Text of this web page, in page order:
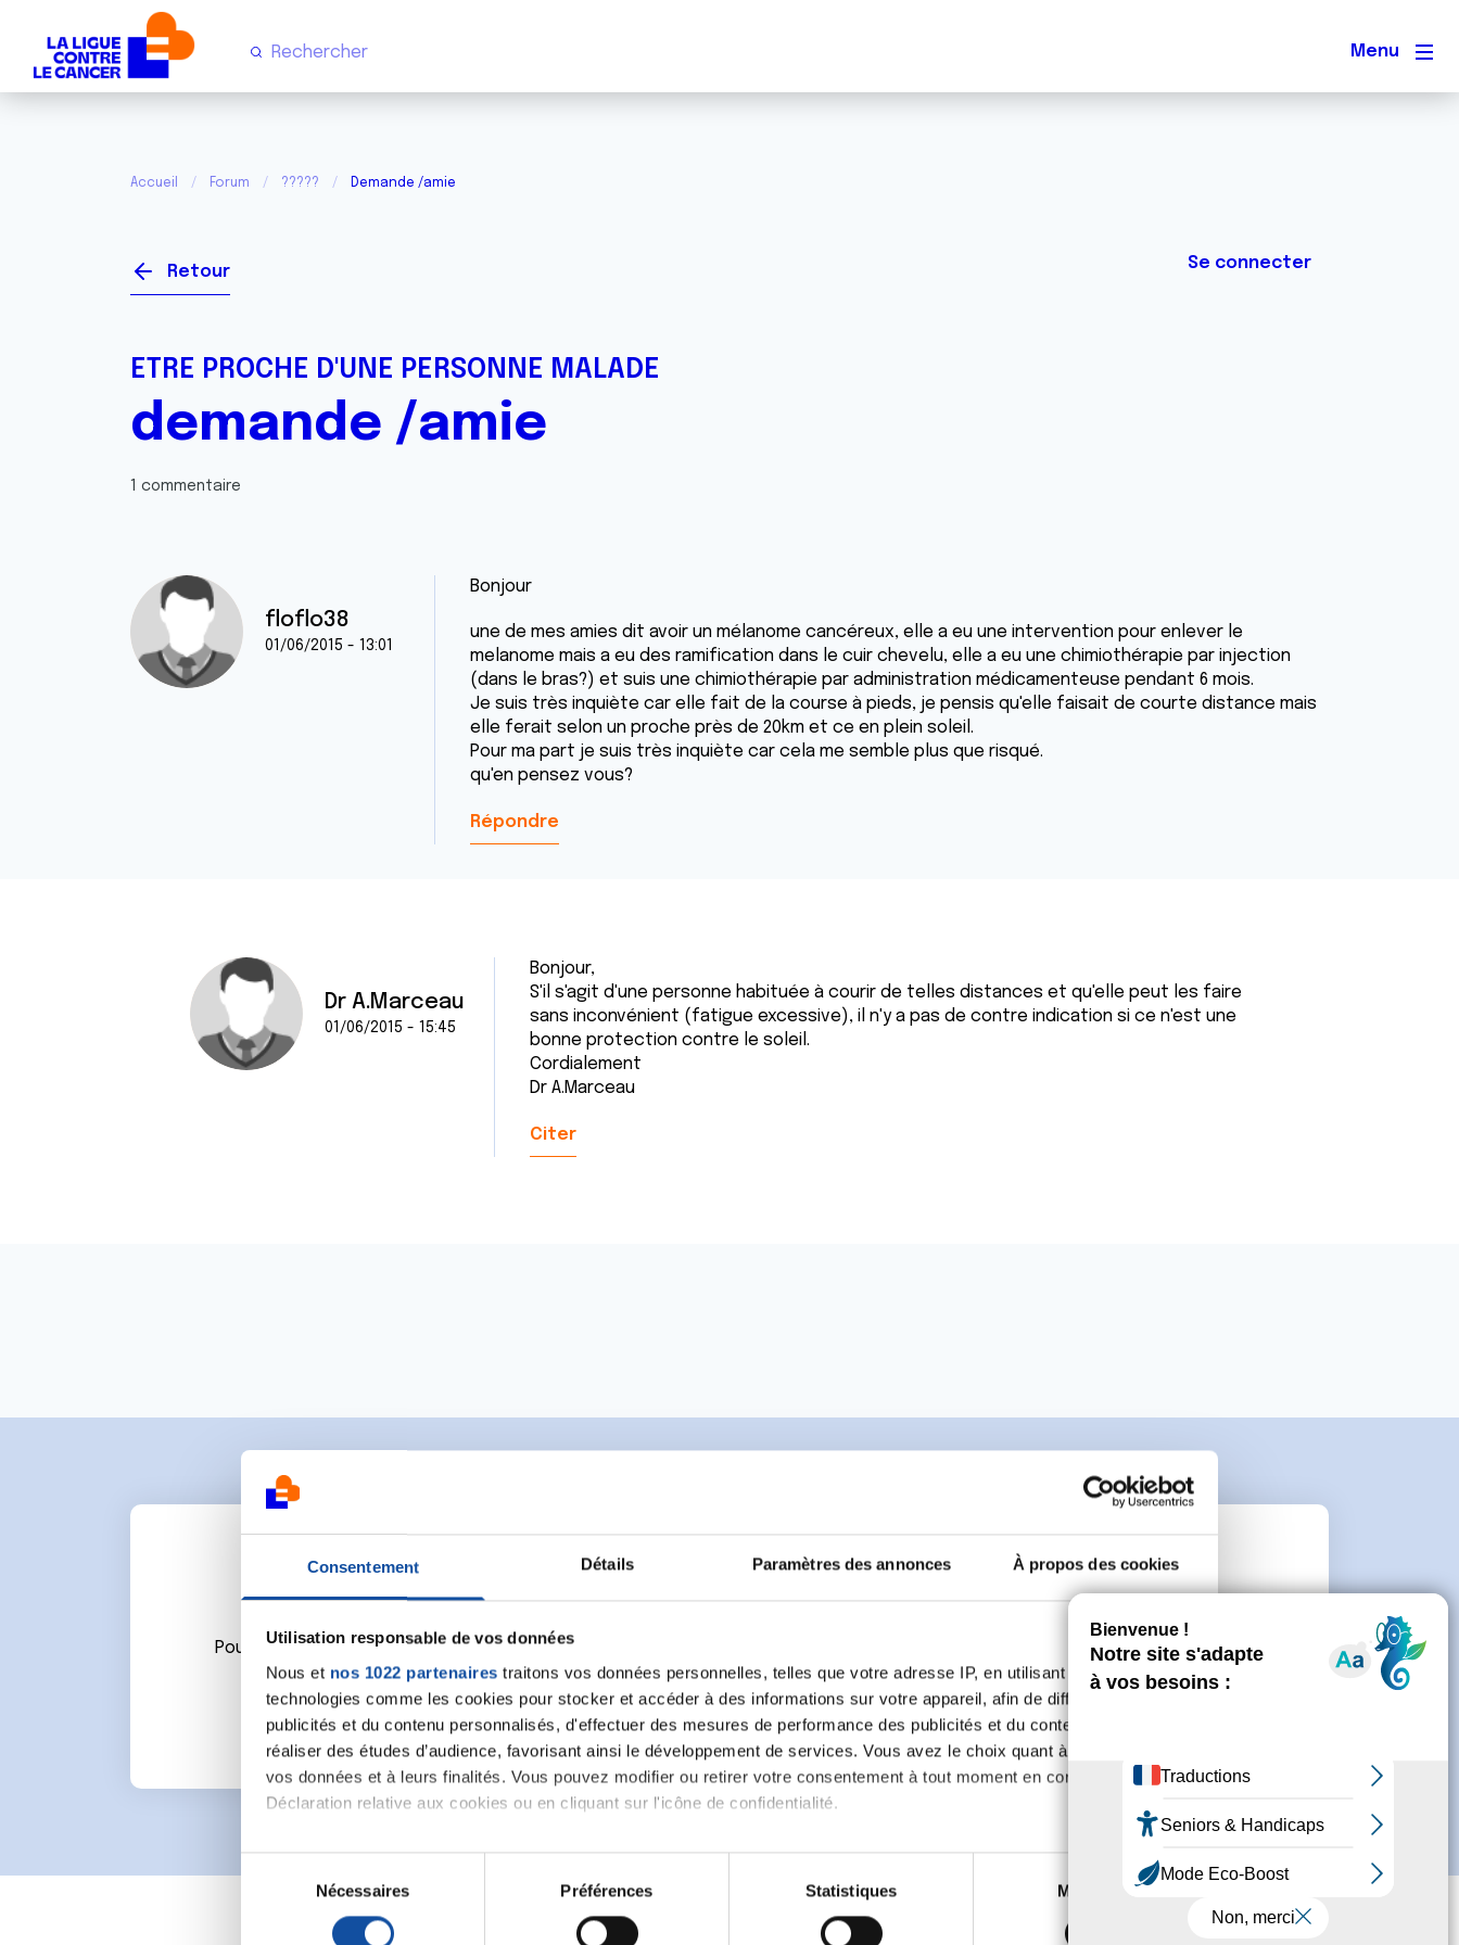
Consentement Détails Paramètres des annonces À propos des cookies
Utilisation responsable de vos données
Nous et nos 1022 partenaires traitons vos données personnelles, telles que votre adresse IP, en utilisant des
technologies comme les cookies pour stocker et accéder à des informations sur votre appareil, afin de diffuser des
publicités et du contenu personnalisés, d'effectuer des mesures de performance des publicités et du contenu, ainsi que de
réaliser des études d’audience, favorisant ainsi le développement de services. Vous avez le choix quant à l'utilisation de
vos données et à leurs finalités. Vous pouvez modifier ou retirer votre consentement à tout moment en consultant la
Déclaration relative aux cookies ou en cliquant sur l'icône de confidentialité.
Si vous le permettez, nous aimerions également :
Collecter des informations sur votre localisation géographique qui peuvent être précises à plusieurs mètres près
digitales).
Nécessaires Préférences Statistiques Marketing
Menu
Accueil Forum ????? Demande /amie
Retour Se connecter
ETRE PROCHE D'UNE PERSONNE MALADE
demande /amie
1 commentaire
floflo38
01/06/2015 - 13:01
Bonjour
une de mes amies dit avoir un mélanome cancéreux, elle a eu une intervention pour enlever le
melanome mais a eu des ramification dans le cuir chevelu, elle a eu une chimiothérapie par injection
(dans le bras?) et suis une chimiothérapie par administration médicamenteuse pendant 6 mois.
Je suis très inquiète car elle fait de la course à pieds, je pensis qu'elle faisait de courte distance mais
elle ferait selon un proche près de 20km et ce en plein soleil.
Pour ma part je suis très inquiète car cela me semble plus que risqué.
qu'en pensez vous?
Répondre
Dr A.Marceau
01/06/2015 - 15:45
Bonjour,
S'il s'agit d'une personne habituée à courir de telles distances et qu'elle peut les faire
sans inconvénient (fatigue excessive), il n'y a pas de contre indication si ce n'est une
bonne protection contre le soleil.
Cordialement
Dr A.Marceau
Citer
Ecrire un commentaire
Pour écrire un commentaire ou lancer une nouvelle discussion vous aurez besoin de vous connecter ou de créer un compte.
Se connecter Créer un nouveau compte